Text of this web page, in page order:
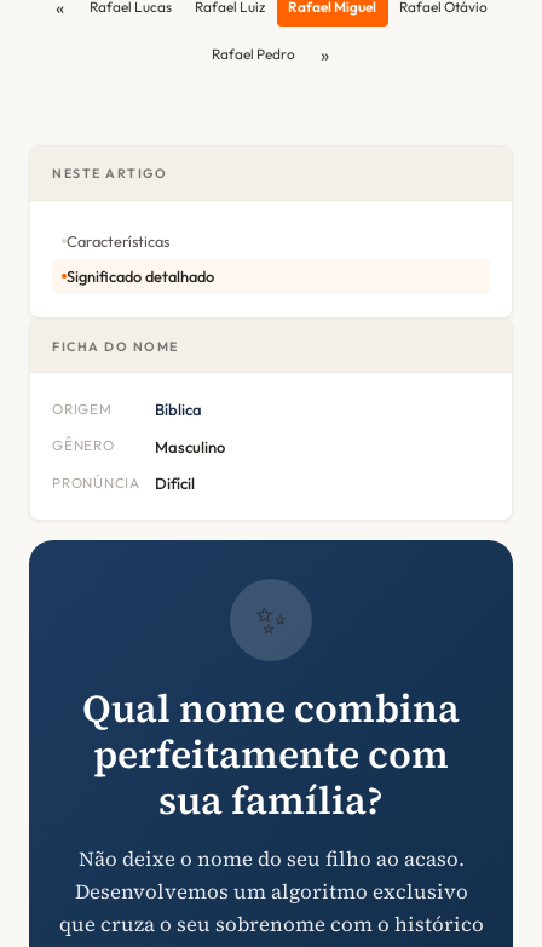
« Rafael Lucas Rafael Luiz Rafael Miguel Rafael Otávio
Rafael Pedro »
NESTE ARTIGO
Características
Significado detalhado
FICHA DO NOME
ORIGEM Bíblica
GÊNERO Masculino
PRONÚNCIA Difícil
✨
Qual nome combina
perfeitamente com
sua família?
Não deixe o nome do seu filho ao acaso.
Desenvolvemos um algoritmo exclusivo
que cruza o seu sobrenome com o histórico